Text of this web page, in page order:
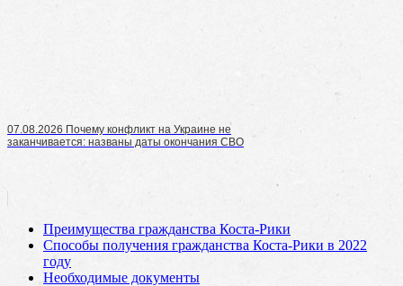
07.08.2026 Почему конфликт на Украине не
заканчивается: названы даты окончания СВО
Преимущества гражданства Коста-Рики
Способы получения гражданства Коста-Рики в 2022
году
Необходимые документы